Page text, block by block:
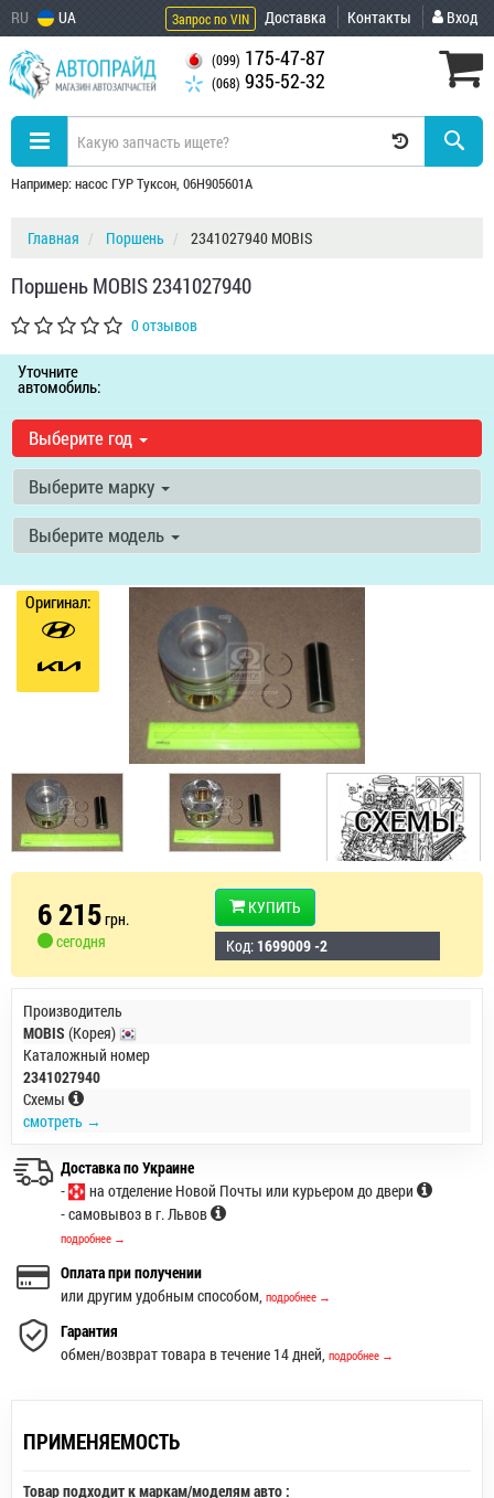
RU UA Запрос по VIN Доставка Контакты Вход
(099) 175-47-87
(068) 935-52-32
Например: насос ГУР Туксон, 06H905601A
Главная Поршень 2341027940 MOBIS
Поршень MOBIS 2341027940
0 отзывов
Уточните
автомобиль:
Выберите год
Выберите марку
Выберите модель
Оригинал:
6 215грн.
сегодня
КУПИТЬ
Код: 1699009 -2
Производитель
MOBIS (Корея)
Каталожный номер
2341027940
Схемы
смотреть →
Доставка по Украине
-
на отделение Новой Почты или курьером до двери
- самовывоз в г. Львов
подробнее →
Оплата при получении
или другим удобным способом, подробнее →
Гарантия
обмен/возврат товара в течение 14 дней, подробнее →
ПРИМЕНЯЕМОСТЬ
Товар подходит к маркам/моделям авто :